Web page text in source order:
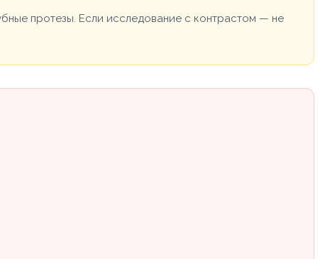
протезы. Если исследование с контрастом — не